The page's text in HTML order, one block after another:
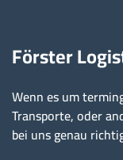
Förster
Wenn es um
Transporte, oder
bei uns genau